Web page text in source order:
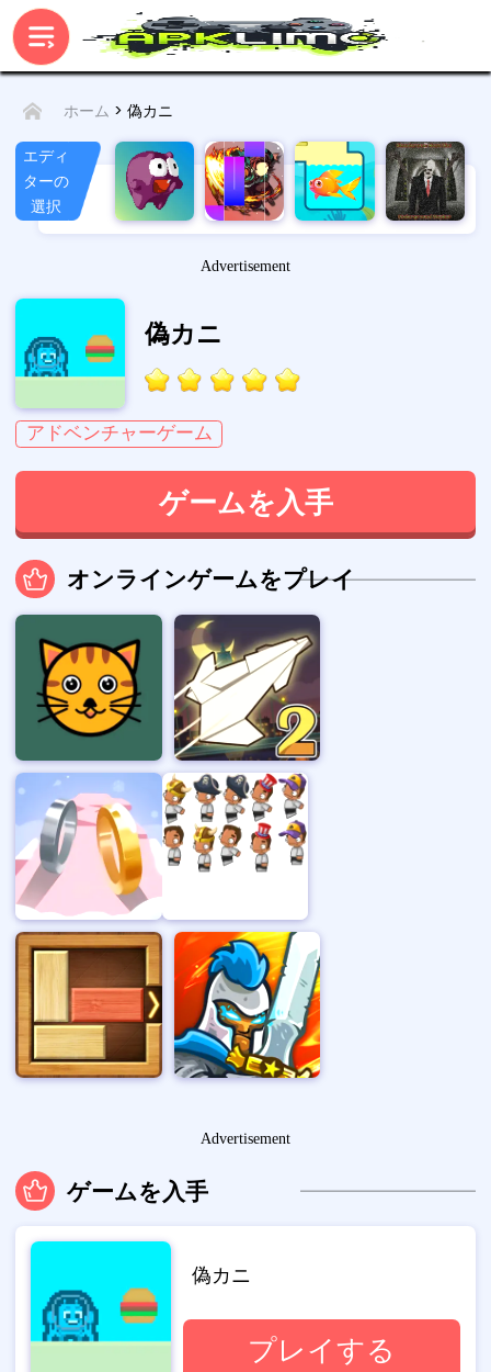
ホーム > 偽カニ
エディ
ターの
選択
偽カニ
アドベンチャーゲーム
ゲームを入手
Advertisement
オンラインゲームをプレイ
Advertisement
ゲームを入手
偽カニ
プレイする